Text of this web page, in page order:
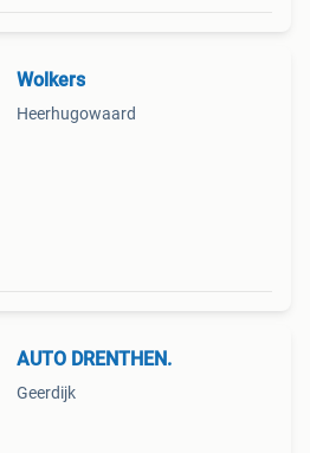
Wolkers
Heerhugowaard
AUTO DRENTHEN.
Geerdijk